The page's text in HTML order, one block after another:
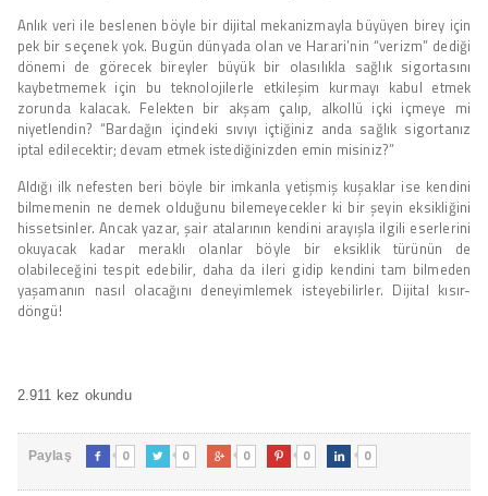
Anlık veri ile beslenen böyle bir dijital mekanizmayla büyüyen birey için
pek bir seçenek yok. Bugün dünyada olan ve Harari’nin “verizm” dediği
dönemi de görecek bireyler büyük bir olasılıkla sağlık sigortasını
kaybetmemek için bu teknolojilerle etkileşim kurmayı kabul etmek
zorunda kalacak. Felekten bir akşam çalıp, alkollü içki içmeye mi
niyetlendin? “Bardağın içindeki sıvıyı içtiğiniz anda sağlık sigortanız
iptal edilecektir; devam etmek istediğinizden emin misiniz?”
Aldığı ilk nefesten beri böyle bir imkanla yetişmiş kuşaklar ise kendini
bilmemenin ne demek olduğunu bilemeyecekler ki bir şeyin eksikliğini
hissetsinler. Ancak yazar, şair atalarının kendini arayışla ilgili eserlerini
okuyacak kadar meraklı olanlar böyle bir eksiklik türünün de
olabileceğini tespit edebilir, daha da ileri gidip kendini tam bilmeden
yaşamanın nasıl olacağını deneyimlemek isteyebilirler. Dijital kısır-
döngü!
2.911 kez okundu
Paylaş  0  0  0  0  0